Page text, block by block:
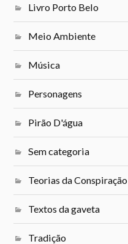
Livro Porto Belo
Meio Ambiente
Música
Personagens
Pirão D'água
Sem categoria
Teorias da Conspiração
Textos da gaveta
Tradição